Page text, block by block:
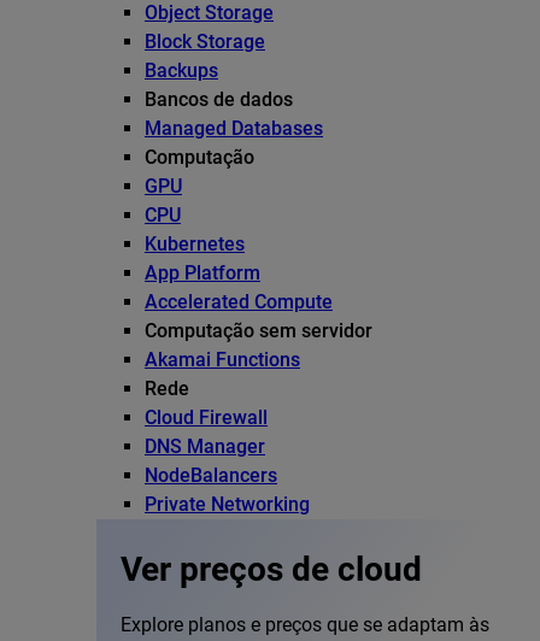
Object Storage
Block Storage
Backups
Bancos de dados
Managed Databases
Computação
GPU
CPU
Kubernetes
App Platform
Accelerated Compute
Computação sem servidor
Akamai Functions
Rede
Cloud Firewall
DNS Manager
NodeBalancers
Private Networking
Ver preços de cloud
Explore planos e preços que se adaptam às